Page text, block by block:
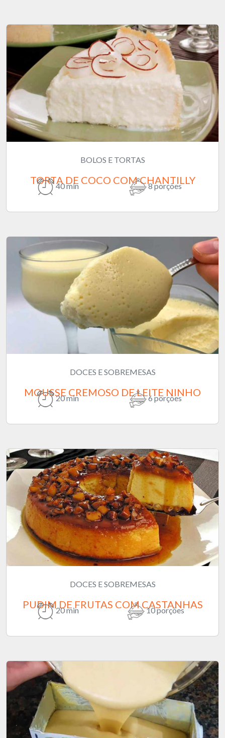
BOLOS E TORTAS
TORTA DE COCO COM CHANTILLY
40 min 8 porções
DOCES E SOBREMESAS
MOUSSE CREMOSO DE LEITE NINHO
20 min 6 porções
DOCES E SOBREMESAS
PUDIM DE FRUTAS COM CASTANHAS
20 min 10 porções